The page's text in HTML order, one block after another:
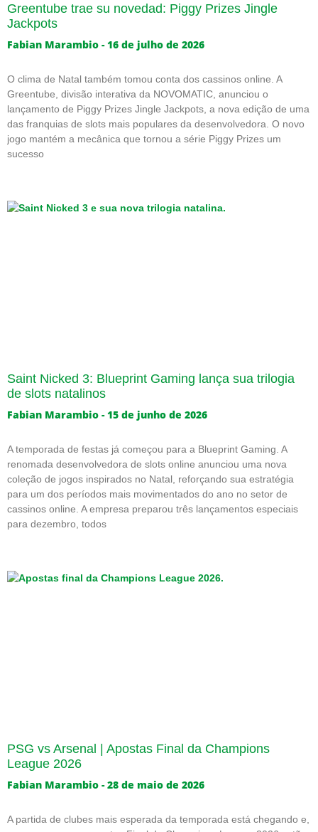
Greentube trae su novedad: Piggy Prizes Jingle
Jackpots
Fabian Marambio 16 de julho de 2026
O clima de Natal também tomou conta dos cassinos online. A
Greentube, divisão interativa da NOVOMATIC, anunciou o
lançamento de Piggy Prizes Jingle Jackpots, a nova edição de uma
das franquias de slots mais populares da desenvolvedora. O novo
jogo mantém a mecânica que tornou a série Piggy Prizes um
sucesso
Saint Nicked 3: Blueprint Gaming lança sua trilogia
de slots natalinos
Fabian Marambio 15 de junho de 2026
A temporada de festas já começou para a Blueprint Gaming. A
renomada desenvolvedora de slots online anunciou uma nova
coleção de jogos inspirados no Natal, reforçando sua estratégia
para um dos períodos mais movimentados do ano no setor de
cassinos online. A empresa preparou três lançamentos especiais
para dezembro, todos
PSG vs Arsenal | Apostas Final da Champions
League 2026
Fabian Marambio 28 de maio de 2026
A partida de clubes mais esperada da temporada está chegando e,